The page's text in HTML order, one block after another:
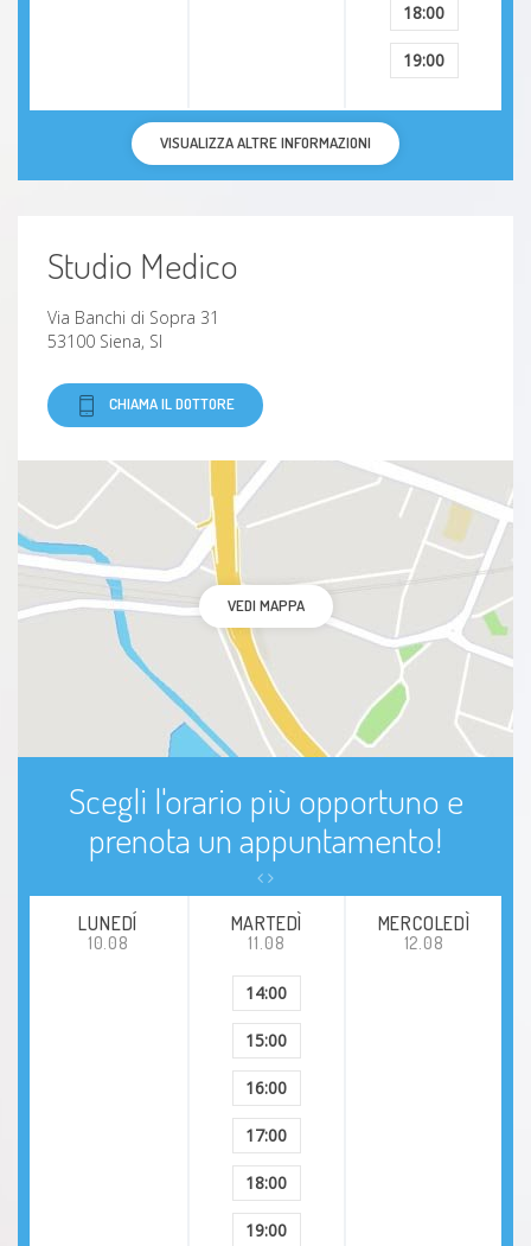
Sclerosi multipla
Disturbo di personalità
Sindrome di asperger
Mobbing
Disturbi psicosomatici
Insonnia
Crollo psicotico adolescenziale
Sovrappeso
Difficoltà relazionali
Disturbi del sonno
Disturbi del comportamento alimentare (DCA)
Problemi comportamentali
18:00
19:00
VISUALIZZA ALTRE INFORMAZIONI
Studio Medico
Via Banchi di Sopra 31
53100 Siena, SI
CHIAMA IL DOTTORE
VEDI MAPPA
Scegli l'orario più opportuno e
prenota un appuntamento!
LUNEDÍ
10.08
MARTEDÌ
11.08
14:00
15:00
16:00
17:00
18:00
19:00
MERCOLEDÌ
12.08